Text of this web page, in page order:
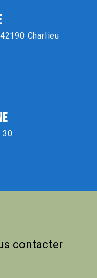
Charlieu
30
contacter